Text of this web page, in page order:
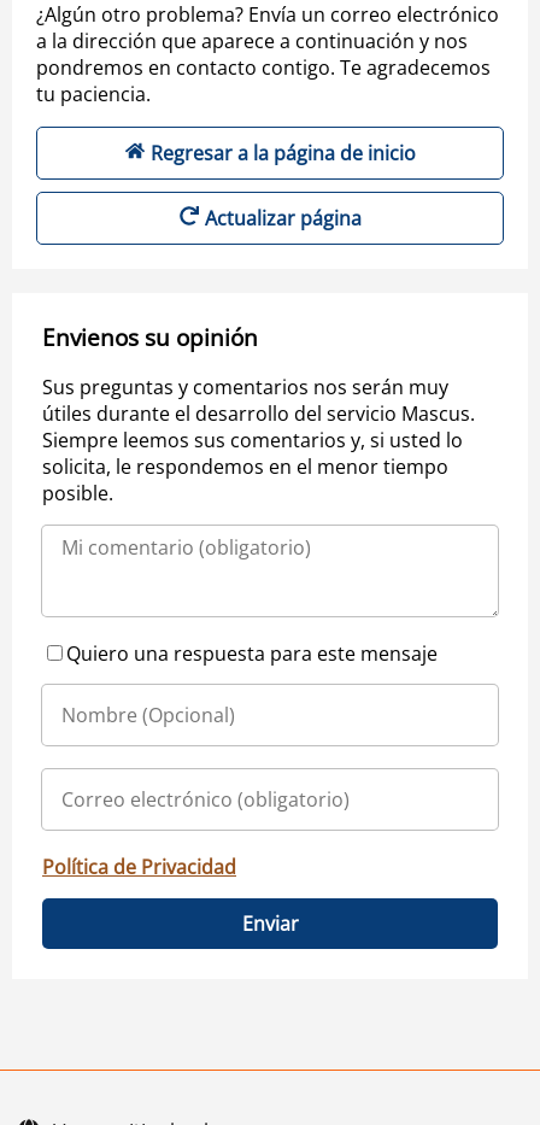
¿Algún otro problema? Envía un correo electrónico
a la dirección que aparece a continuación y nos
pondremos en contacto contigo. Te agradecemos
tu paciencia.
Regresar a la página de inicio
Actualizar página
Envienos su opinión
Sus preguntas y comentarios nos serán muy
útiles durante el desarrollo del servicio Mascus.
Siempre leemos sus comentarios y, si usted lo
solicita, le respondemos en el menor tiempo
posible.
Quiero una respuesta para este mensaje
Política de Privacidad
Enviar